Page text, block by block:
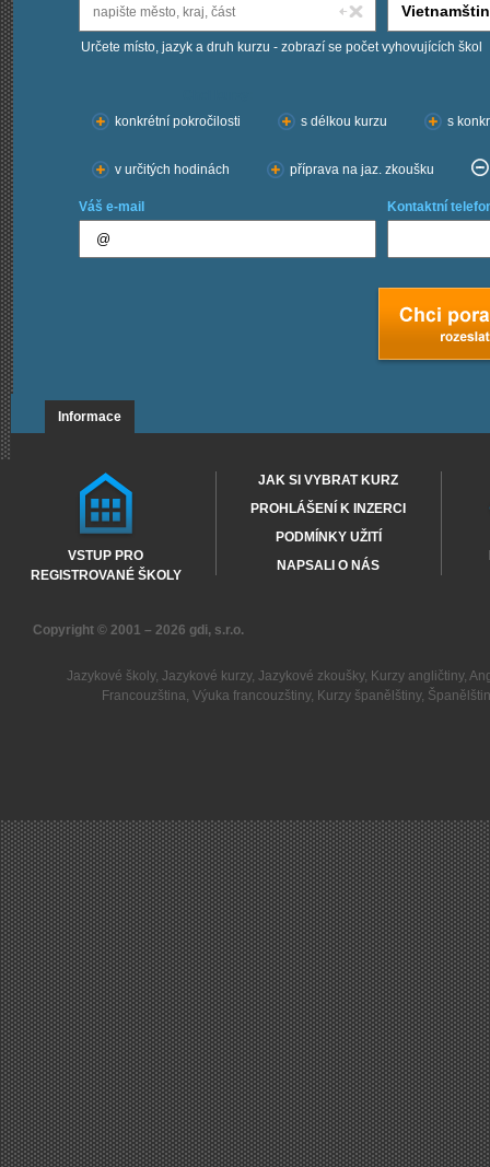
Určete místo, jazyk a druh kurzu - zobrazí se počet vyhovujících škol
konkrétní pokročilosti
s délkou kurzu s
v určitých hodinách příprava na jaz. zkoušku
Váš e-mail Kontaktní
Informace
VSTUP PRO
REGISTROVANÉ ŠKOLY
JAK SI VYBRAT KURZ
PROHLÁŠENÍ K INZERCI
PODMÍNKY UŽITÍ
NAPSALI O NÁS
Copyright © 2001 – 2026 gdi, s.r.o.
Jazykové školy, Jazykové kurzy, Jazykové zkoušky, Kurzy angličtiny,
Francouzština,Výuka francouzštiny, Kurzy španělštiny,